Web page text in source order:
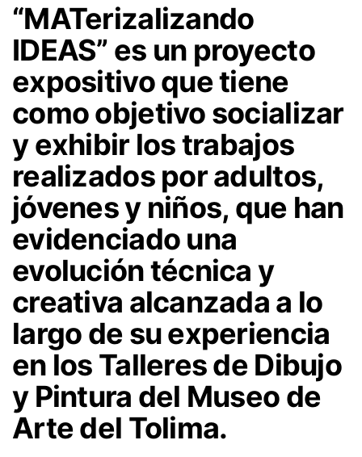
“MATerizalizando
IDEAS” es un proyecto
expositivo que tiene
como objetivo socializar
y exhibir los trabajos
realizados por adultos,
jóvenes y niños, que han
evidenciado una
evolución técnica y
creativa alcanzada a lo
largo de su experiencia
en los Talleres de Dibujo
y Pintura del Museo de
Arte del Tolima.